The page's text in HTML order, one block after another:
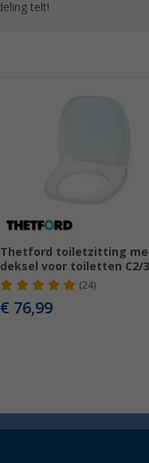
telt!
Thetford toiletzitting
deksel voor toiletten C2/
(24)
€ 76,99